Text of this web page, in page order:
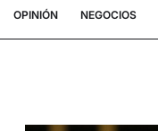
OPINIÓN NEGOCIOS